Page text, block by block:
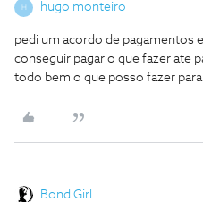
H hugo monteiro
pedi um acordo de pagamentos
conseguir pagar o que fazer ate
todo bem o que posso fazer
Bond Girl